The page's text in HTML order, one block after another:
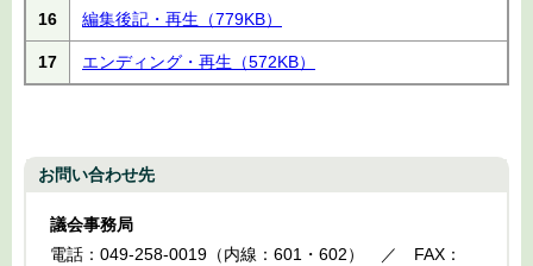
16 編集後記・再生 （779KB）
17 エンディング・再生 （572KB）
お問い合わせ先
議会事務局
電話：049-258-0019（内線：601・602） ／ FAX：